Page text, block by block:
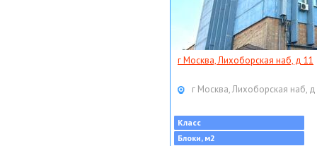
г Москва, Лихоборская наб, д 11
г Москва, Лихоборская наб,
Класс
Блоки, м2